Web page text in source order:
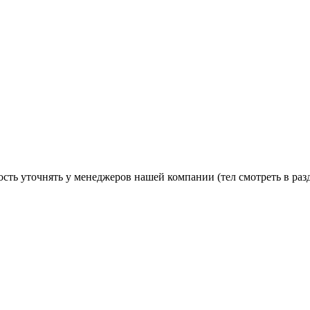
уточнять у менеджеров нашей компании (тел смотреть в